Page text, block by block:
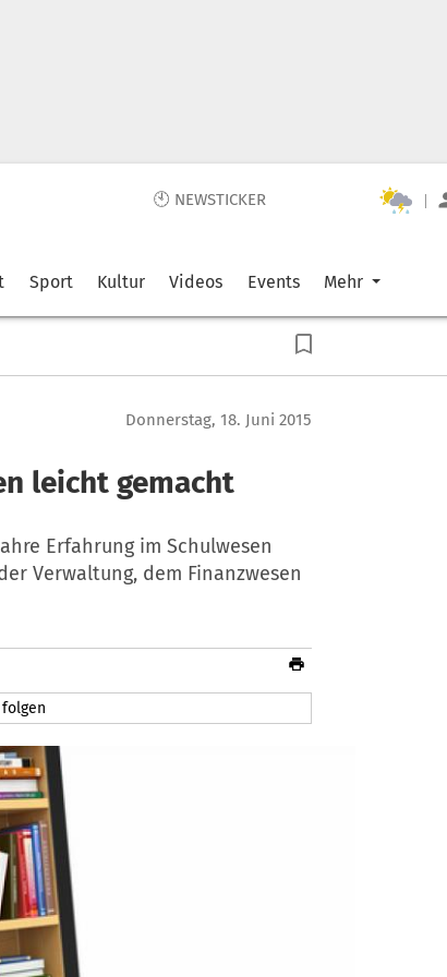
🕙 NEWSTICKER |
Sport Kultur Videos Events Mehr
Donnerstag, 18. Juni 2015
leicht gemacht
Erfahrung im Schulwesen
Verwaltung, dem Finanzwesen
folgen